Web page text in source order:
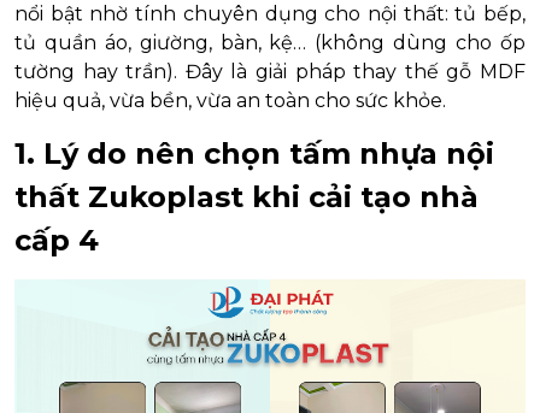
nổi bật nhờ tính chuyên dụng cho nội thất: tủ bếp,
tủ quần áo, giường, bàn, kệ… (không dùng cho ốp
tường hay trần). Đây là giải pháp thay thế gỗ MDF
hiệu quả, vừa bền, vừa an toàn cho sức khỏe.
1. Lý do nên chọn tấm nhựa nội
thất Zukoplast khi cải tạo nhà
cấp 4